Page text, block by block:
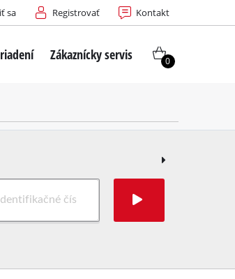
sa Registrovať Kontakt
Zákaznícky servis 0